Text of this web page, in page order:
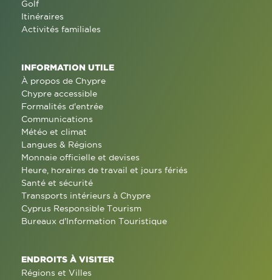
Golf
Itinéraires
Activités familiales
INFORMATION UTILE
À propos de Chypre
Chypre accessible
Formalités d'entrée
Communications
Météo et climat
Langues & Régions
Monnaie officielle et devises
Heure, horaires de travail et jours fériés
Santé et sécurité
Transports intérieurs à Chypre
Cyprus Responsible Tourism
Bureaux d'Information Touristique
ENDROITS À VISITER
Régions et Villes